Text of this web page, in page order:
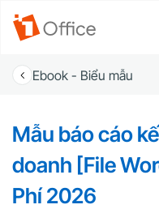
Ebook - Biểu mẫu
Mẫu báo cáo
doanh [File
Phí 2026